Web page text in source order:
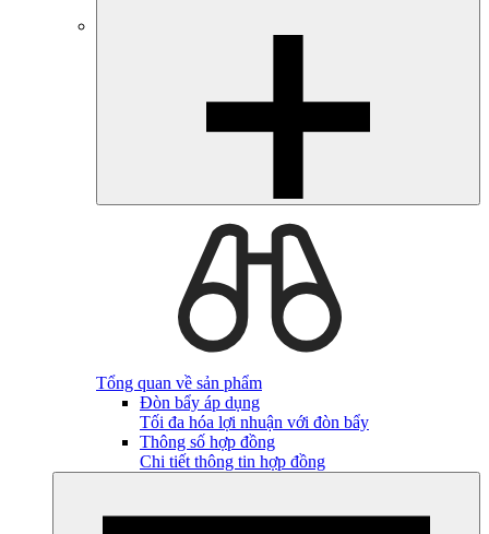
Tổng quan về sản phẩm
Đòn bẩy áp dụng
Tối đa hóa lợi nhuận với đòn bẩy
Thông số hợp đồng
Chi tiết thông tin hợp đồng